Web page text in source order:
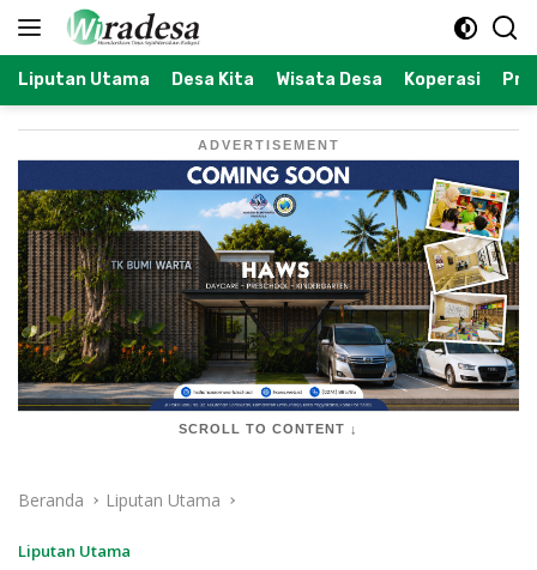
Langsung
Liputan Utama Desa Kita Wisata Desa Koperasi
ADVERTISEMENT
SCROLL TO CONTENT ↓
Beranda Liputan Utama
Liputan Utama